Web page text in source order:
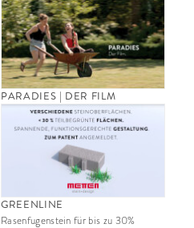
PARADIES | DER FILM
GREENLINE
Rasenfugenstein für bis zu 30%